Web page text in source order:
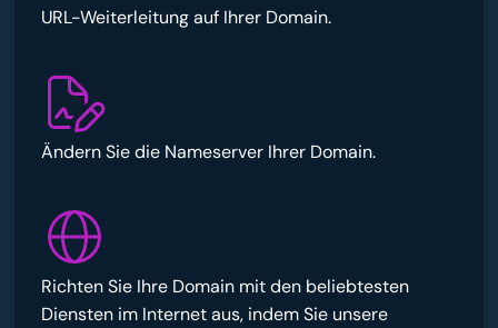
URL-Weiterleitung auf Ihrer Domain.
Ändern Sie die Nameserver Ihrer Domain.
Richten Sie Ihre Domain mit den beliebtesten
Diensten im Internet aus, indem Sie unsere